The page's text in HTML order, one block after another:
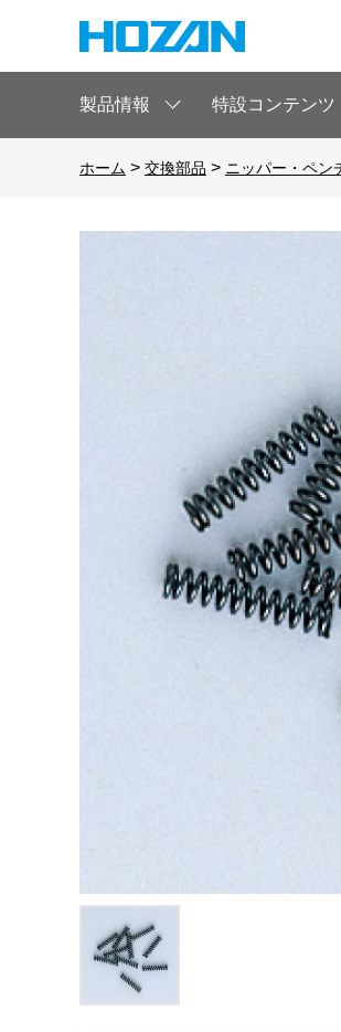
製品情報 特設コンテンツ
ホーム > 交換部品 > ニッパー・ペン